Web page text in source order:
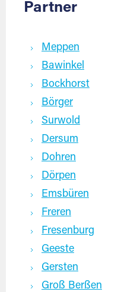
Partner
Meppen
Bawinkel
Bockhorst
Börger
Surwold
Dersum
Dohren
Dörpen
Emsbüren
Freren
Fresenburg
Geeste
Gersten
Groß Berßen